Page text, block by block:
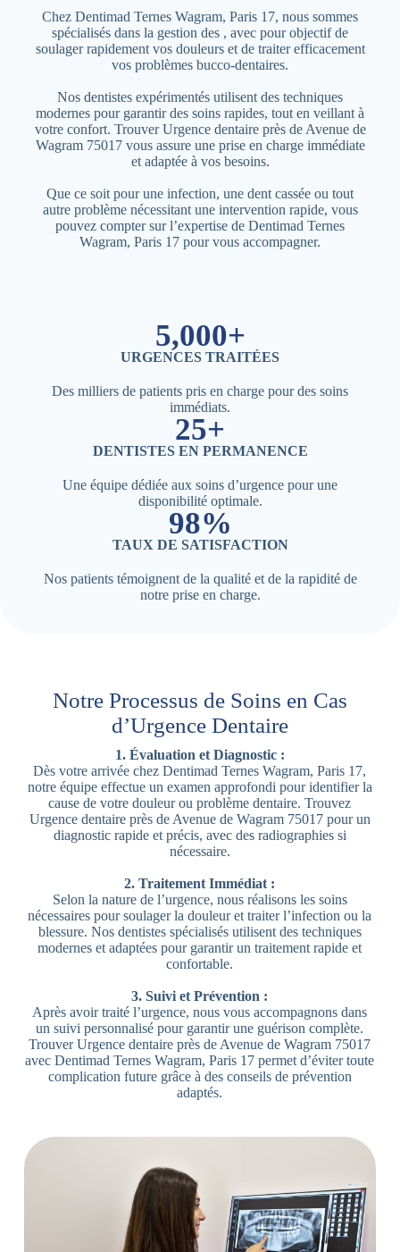
Chez Dentimad Ternes Wagram, Paris 17, nous sommes
spécialisés dans la gestion des , avec pour objectif de
soulager rapidement vos douleurs et de traiter efficacement
vos problèmes bucco-dentaires.
Nos dentistes expérimentés utilisent des techniques
modernes pour garantir des soins rapides, tout en veillant à
votre confort. Trouver Urgence dentaire près de Avenue de
Wagram 75017 vous assure une prise en charge immédiate
et adaptée à vos besoins.
Que ce soit pour une infection, une dent cassée ou tout
autre problème nécessitant une intervention rapide, vous
pouvez compter sur l’expertise de Dentimad Ternes
Wagram, Paris 17 pour vous accompagner.
5,000+
URGENCES TRAITÉES
Des milliers de patients pris en charge pour des soins
immédiats.
25+
DENTISTES EN PERMANENCE
Une équipe dédiée aux soins d’urgence pour une
disponibilité optimale.
98%
TAUX DE SATISFACTION
Nos patients témoignent de la qualité et de la rapidité de
notre prise en charge.
Notre Processus de Soins en Cas
d’Urgence Dentaire
1. Évaluation et Diagnostic :
Dès votre arrivée chez Dentimad Ternes Wagram, Paris 17,
notre équipe effectue un examen approfondi pour identifier la
cause de votre douleur ou problème dentaire. Trouvez
Urgence dentaire près de Avenue de Wagram 75017 pour un
diagnostic rapide et précis, avec des radiographies si
nécessaire.
2. Traitement Immédiat :
Selon la nature de l’urgence, nous réalisons les soins
nécessaires pour soulager la douleur et traiter l’infection ou la
blessure. Nos dentistes spécialisés utilisent des techniques
modernes et adaptées pour garantir un traitement rapide et
confortable.
3. Suivi et Prévention :
Après avoir traité l’urgence, nous vous accompagnons dans
un suivi personnalisé pour garantir une guérison complète.
Trouver Urgence dentaire près de Avenue de Wagram 75017
avec Dentimad Ternes Wagram, Paris 17 permet d’éviter toute
complication future grâce à des conseils de prévention
adaptés.